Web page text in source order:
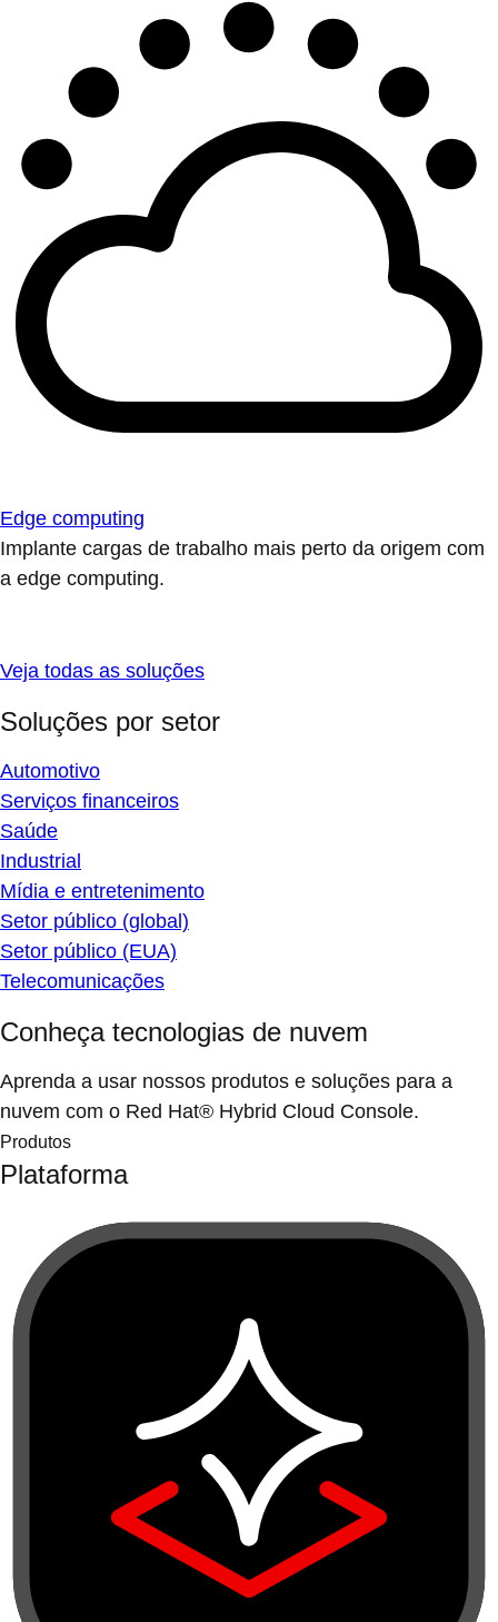
Edge computing
Implante cargas de trabalho mais perto da origem com
a edge computing.
Veja todas as soluções
Soluções por setor
Automotivo
Serviços financeiros
Saúde
Industrial
Mídia e entretenimento
Setor público (global)
Setor público (EUA)
Telecomunicações
Conheça tecnologias de nuvem
Aprenda a usar nossos produtos e soluções para a
nuvem com o Red Hat® Hybrid Cloud Console.
Produtos
Plataforma